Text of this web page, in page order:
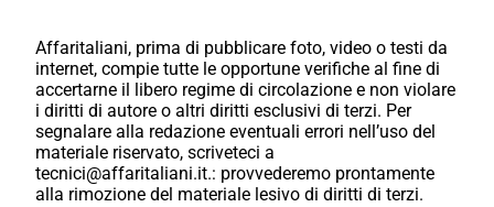
Affaritaliani, prima di pubblicare foto, video o testi da
internet, compie tutte le opportune verifiche al fine di
accertarne il libero regime di circolazione e non violare
i diritti di autore o altri diritti esclusivi di terzi. Per
segnalare alla redazione eventuali errori nell’uso del
materiale riservato, scriveteci a
tecnici@affaritaliani.it.: provvederemo prontamente
alla rimozione del materiale lesivo di diritti di terzi.